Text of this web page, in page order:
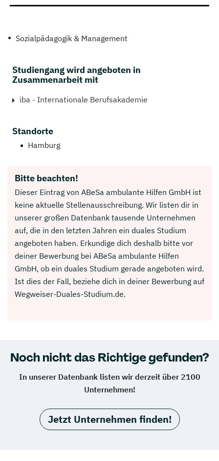
Sozialpädagogik & Management
Studiengang wird angeboten in
Zusammenarbeit mit
iba - Internationale Berufsakademie
Standorte
Hamburg
Bitte beachten!
Dieser Eintrag von ABeSa ambulante Hilfen GmbH ist
keine aktuelle Stellenausschreibung. Wir listen dir in
unserer großen Datenbank tausende Unternehmen
auf, die in den letzten Jahren ein duales Studium
angeboten haben. Erkundige dich deshalb bitte vor
deiner Bewerbung bei ABeSa ambulante Hilfen
GmbH, ob ein duales Studium gerade angeboten wird.
Ist dies der Fall, beziehe dich in deiner Bewerbung auf
Wegweiser-Duales-Studium.de.
Noch nicht das Richtige gefunden?
In unserer Datenbank listen wir derzeit über 2100
Unternehmen!
Jetzt Unternehmen finden!